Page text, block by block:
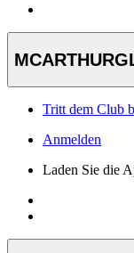
Tritt dem Club
Anmelden
Laden Sie die